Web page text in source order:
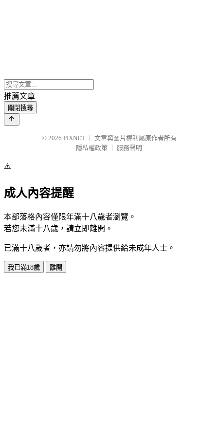
推薦文章
關閉搜尋
© 2026 PIXNET
文章與圖片權利屬原作者所有
隱私權政策
服務聲明
⚠️
成人內容提醒
本部落格內容僅限年滿十八歲者瀏覽。
若您未滿十八歲，請立即離開。
已滿十八歲者，亦請勿將內容提供給未成年人士。
我已滿18歲 離開